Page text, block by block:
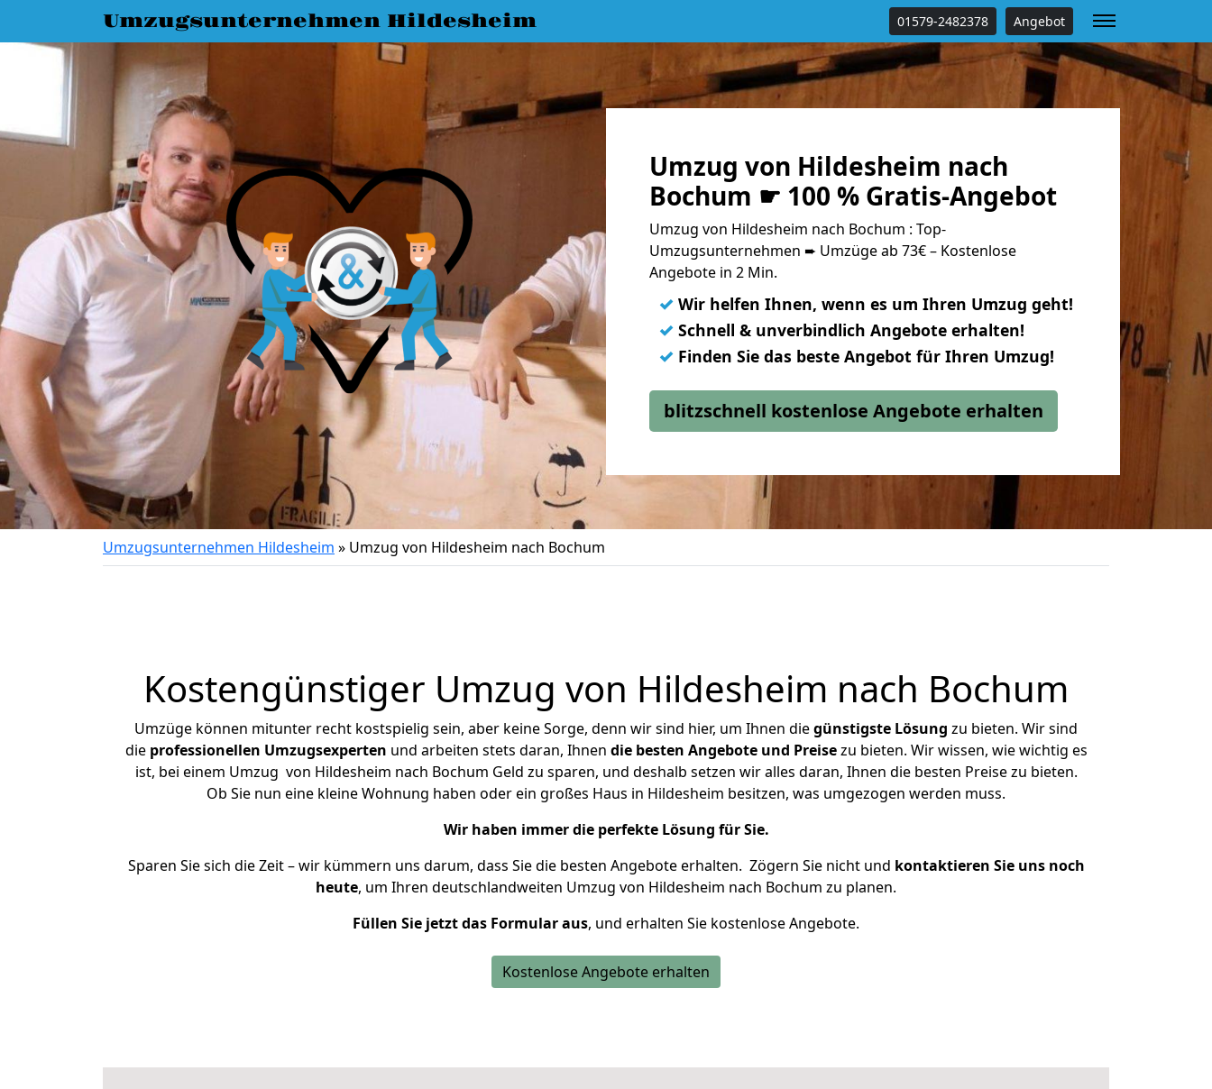
Umzugsunternehmen Hildesheim 01579-2482378 Angebot
Umzug von Hildesheim nach
Bochum ☛ 100 % Gratis-Angebot
Umzug von Hildesheim nach Bochum : Top-
Umzugsunternehmen ➨ Umzüge ab 73€ – Kostenlose
Angebote in 2 Min.
✓ Wir helfen Ihnen, wenn es um Ihren Umzug geht!
✓ Schnell & unverbindlich Angebote erhalten!
✓ Finden Sie das beste Angebot für Ihren Umzug!
blitzschnell kostenlose Angebote erhalten
Umzugsunternehmen Hildesheim » Umzug von Hildesheim nach Bochum
Kostengünstiger Umzug von Hildesheim nach Bochum
Umzüge können mitunter recht kostspielig sein, aber keine Sorge, denn wir sind hier, um Ihnen diegünstigste Lösung zu bieten. Wir sind
die professionellen Umzugsexperten und arbeiten stets daran, Ihnen die besten Angebote und Preisezu bieten. Wir wissen, wie wichtig es
ist, bei einem Umzug von Hildesheim nach Bochum Geld zu sparen, und deshalb setzen wir alles daran, Ihnen die besten Preise zu bieten.
Ob Sie nun eine kleine Wohnung haben oder ein großes Haus in Hildesheim besitzen, was umgezogen werden muss.
Wir haben immer die perfekte Lösung für Sie.
Sparen Sie sich die Zeit – wir kümmern uns darum, dass Sie die besten Angebote erhalten. Zögern Sie nicht und kontaktieren Sie uns noch
heute, um Ihren deutschlandweiten Umzug von Hildesheim nach Bochum zu planen.
Füllen Sie jetzt das Formular aus, und erhalten Sie kostenlose Angebote.
Kostenlose Angebote erhalten